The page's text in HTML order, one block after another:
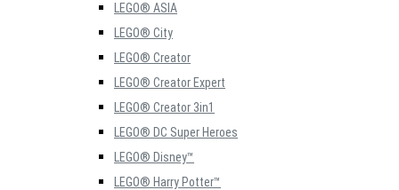
LEGO® ASIA
LEGO® City
LEGO® Creator
LEGO® Creator Expert
LEGO® Creator 3in1
LEGO® DC Super Heroes
LEGO® Disney™
LEGO® Harry Potter™